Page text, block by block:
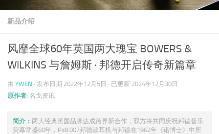
新品介绍
风靡全球60年英国两大瑰宝 BOWERS &
WILKINS 与詹姆斯 · 邦德开启传奇新篇章
由 YWEN · 发布日期 2022年12月5日 · 已更新 2024年12月30日
原作者: 名戈资讯
简介： 两大经典英国品牌达成跨界新合作，双方将共同庆祝邦德音乐
荧幕常盛60年，Px8 007邦德款耳机与邦德在1962年《诺博士》中所